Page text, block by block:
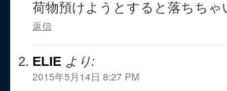
荷物預けようとすると落ちちゃ
返信
ELIE より:
2015年5月14日 8:27 PM